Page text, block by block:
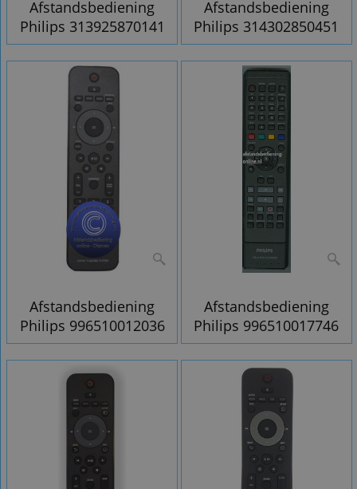
Afstandsbediening
Philips 313925870141
Afstandsbediening
Philips 314302850451
Afstandsbediening
Philips 996510012036
Afstandsbediening
Philips 996510017746